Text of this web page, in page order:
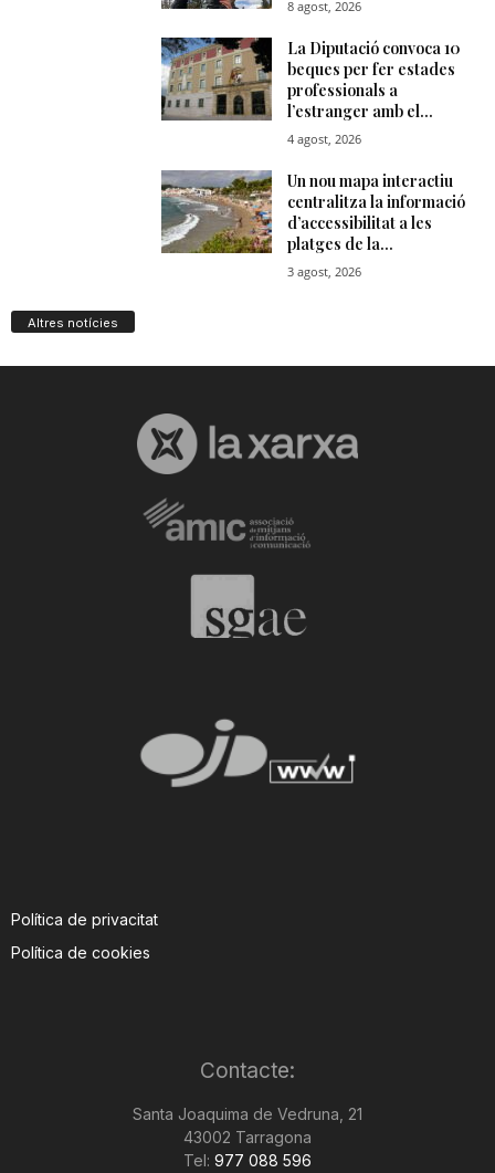
Altres notícies
Política de privacitat
Política de cookies
Contacte:
Santa Joaquima de Vedruna, 21
43002 Tarragona
Tel: 977 088 596